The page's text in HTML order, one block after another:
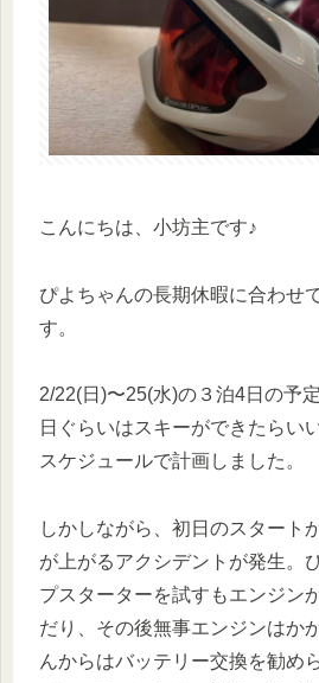
こんにちは、小坊主です♪
ぴよちゃんの長期休暇に合わせ
す。
2/22(日)〜25(水)の３泊4日の予
日ぐらいはスキーができたらい
スケジュールで計画しました。
しかしながら、初日のスタート
が上がるアクシデントが発生。
プスターターを試すもエンジン
だり、その後無事エンジンはか
んからはバッテリー交換を勧め